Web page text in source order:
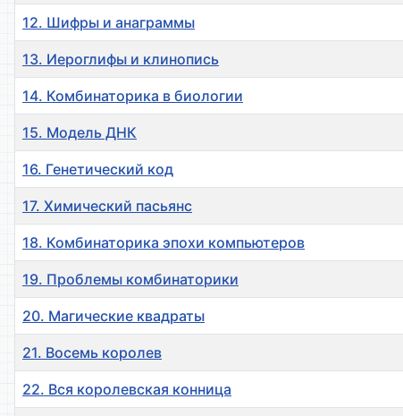
12. Шифры и анаграммы
13. Иероглифы и клинопись
14. Комбинаторика в биологии
15. Модель ДНК
16. Генетический код
17. Химический пасьянс
18. Комбинаторика эпохи компьютеров
19. Проблемы комбинаторики
20. Магические квадраты
21. Восемь королев
22. Вся королевская конница